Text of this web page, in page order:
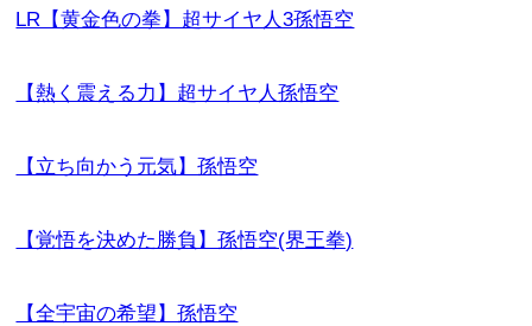
LR【黄金色の拳】超サイヤ人3孫悟空
【熱く震える力】超サイヤ人孫悟空
【立ち向かう元気】孫悟空
【覚悟を決めた勝負】孫悟空(界王拳)
【全宇宙の希望】孫悟空